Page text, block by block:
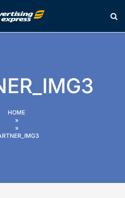
HOME
»
»